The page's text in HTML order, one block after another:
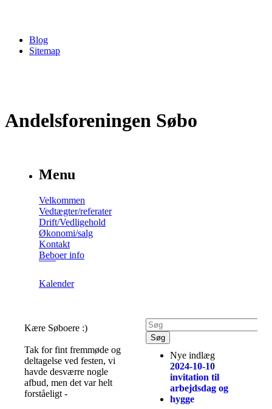
Blog
Sitemap
Andelsforeningen Søbo
Menu
Velkommen
Vedtægter/referater
Drift/Vedligehold
Økonomi/salg
Kontakt
Beboer info
Kalender
Kære Søboere :)
Tak for fint fremmøde og
deltagelse ved festen, vi
havde desværre nogle
afbud, men det var helt
forståeligt -
Nye indlæg
2024-10-10
invitation til
arbejdsdag og
hygge